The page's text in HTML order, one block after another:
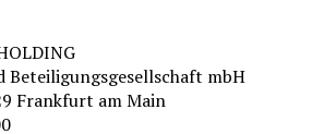
Beteiligungsgesellschaft mbH
Frankfurt am Main